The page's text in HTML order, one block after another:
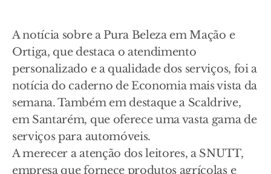
A notícia sobre a Pura Beleza em Mação e
Ortiga, que destaca o atendimento
personalizado e a qualidade dos serviços, foi a
notícia do caderno de Economia mais vista da
semana. Também em destaque a Scaldrive,
em Santarém, que oferece uma vasta gama de
serviços para automóveis.
A merecer a atenção dos leitores, a SNUTT,
empresa que fornece produtos agrícolas e